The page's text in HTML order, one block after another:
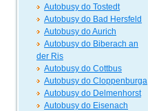
Autobusy do Tostedt
Autobusy do Bad Hersfeld
Autobusy do Aurich
Autobusy do Biberach an
der Ris
Autobusy do Cottbus
Autobusy do Cloppenburga
Autobusy do Delmenhorst
Autobusy do Eisenach